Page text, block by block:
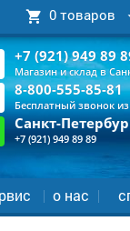
0 товаров
+7 (921) 949 89
Магазин и склад в
8-800-555-85-81
Бесплатный звонок
Санкт-
+7 (921) 949 89 89
о нас